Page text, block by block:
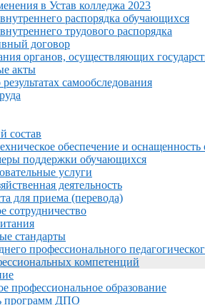
в Устав колледжа 2023
распорядка обучающихся
трудового распорядка
договор
органов, осуществляющих
акты
самообследования
состав
обеспечение и оснащенность
поддержки обучающихся
услуги
деятельность
для приема (перевода)
сотрудничество
стандарты
профессионального
компетенций
профессиональное образование
программ ДПО